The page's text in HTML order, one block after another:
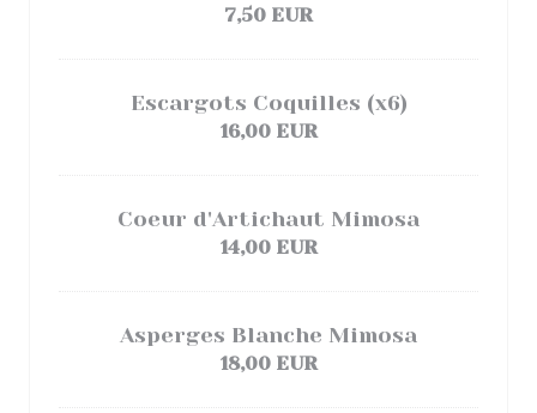
7,50 EUR
Escargots Coquilles (x6)
16,00 EUR
Coeur d'Artichaut Mimosa
14,00 EUR
Asperges Blanche Mimosa
18,00 EUR